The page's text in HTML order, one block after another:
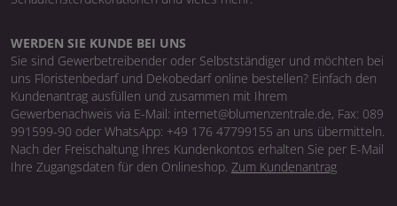
WERDEN SIE KUNDE BEI UNS
Sie sind Gewerbetreibender oder Selbstständiger und möchten bei
uns Floristenbedarf und Dekobedarf online bestellen? Einfach den
Kundenantrag ausfüllen und zusammen mit Ihrem
Gewerbenachweis via E-Mail: internet@blumenzentrale.de, Fax: 089
991599-90 oder WhatsApp: +49 176 47799155 an uns übermitteln.
Nach der Freischaltung Ihres Kundenkontos erhalten Sie per E-Mail
Ihre Zugangsdaten für den Onlineshop. Zum Kundenantrag